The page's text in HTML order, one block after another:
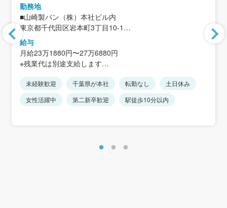
勤務地
■山崎製パン（株）本社ビル内
東京都千代田区岩本町3丁目10-1
＜アクセス＞「秋葉原駅」徒歩5分、「岩本町駅」徒歩1分
※転勤は基本ありません
給与
月給23万1880円〜27万6880円
※残業代は別途支給します
＜月収例＞※残業10.0時間を想定
・279,839円（30歳の場合）
・290,566円（35歳の場合）
未経験歓迎 千葉県が本社 転勤なし
土日休み
女性活躍中
第二新卒歓迎 駅徒歩10分以内